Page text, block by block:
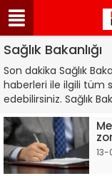
Sağlık Bakanlığı
Son dakika Sağlık
haberleri ile ilgili tüm
edebilirsiniz. Sağlık